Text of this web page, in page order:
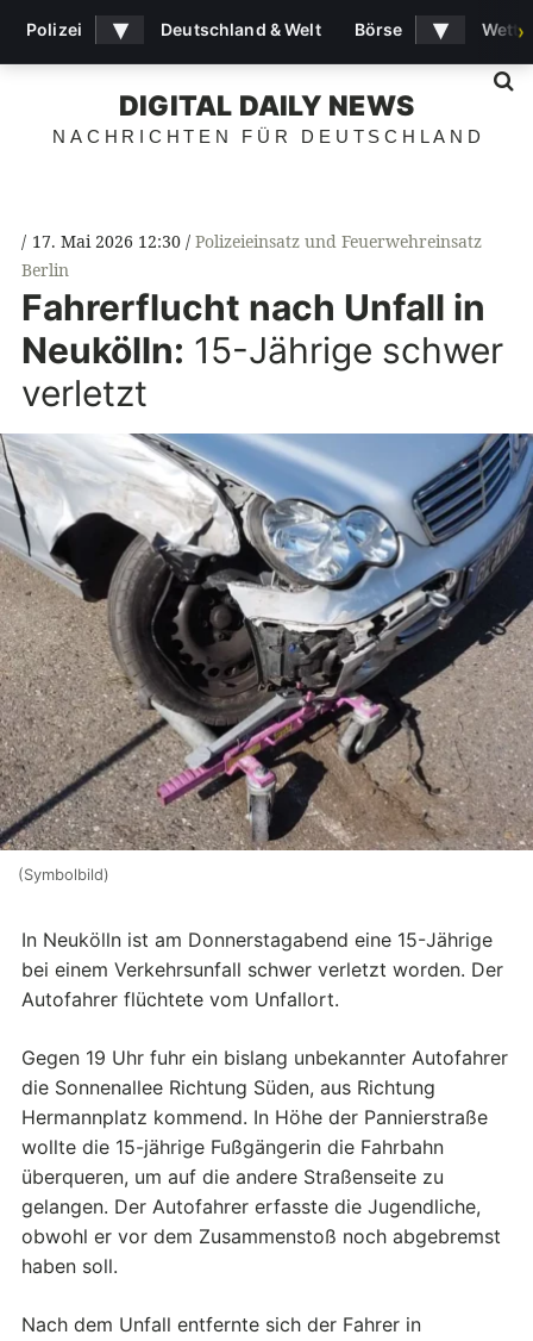
DIGITAL DAILY NEWS
NACHRICHTEN FÜR DEUTSCHLAND
17. Mai 2026 12:30
Polizeieinsatz und Feuerwehreinsatz
Berlin
Fahrerflucht nach Unfall in
Neukölln: 15-Jährige schwer
verletzt
(Symbolbild)
In Neukölln ist am Donnerstagabend eine 15-Jährige
bei einem Verkehrsunfall schwer verletzt worden. Der
Autofahrer flüchtete vom Unfallort.
Gegen 19 Uhr fuhr ein bislang unbekannter Autofahrer
die Sonnenallee Richtung Süden, aus Richtung
Hermannplatz kommend. In Höhe der Pannierstraße
wollte die 15-jährige Fußgängerin die Fahrbahn
überqueren, um auf die andere Straßenseite zu
gelangen. Der Autofahrer erfasste die Jugendliche,
obwohl er vor dem Zusammenstoß noch abgebremst
haben soll.
Nach dem Unfall entfernte sich der Fahrer in
Polizei ▾ Deutschland & Welt Börse ▾ ›